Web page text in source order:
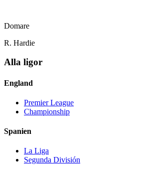
Domare
R. Hardie
Alla ligor
England
Premier League
Championship
Spanien
La Liga
Segunda División